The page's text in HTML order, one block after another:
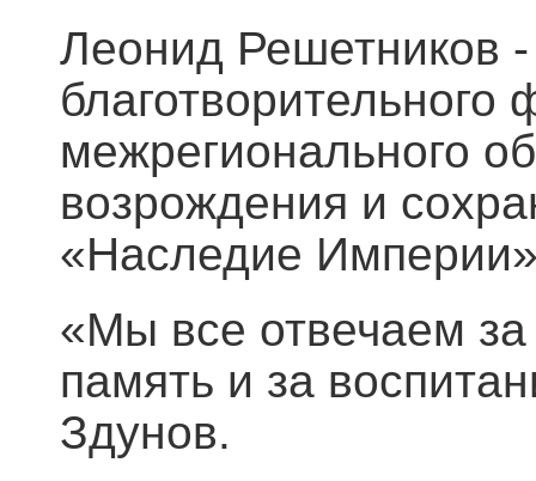
Леонид Решетников -
межрегионального
возрождения и
«Наследие
«Мы все отвечаем за
память и за
Здунов.